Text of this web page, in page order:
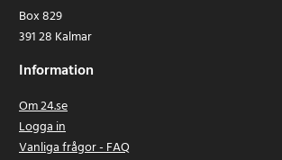
Box 829
391 28 Kalmar
Information
Om 24.se
Logga in
Vanliga frågor - FAQ